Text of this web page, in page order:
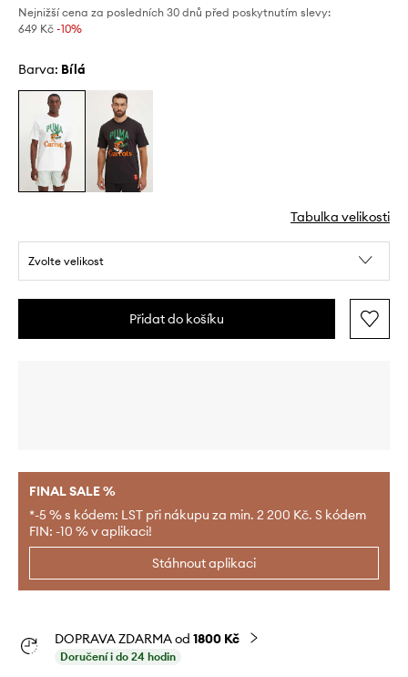
Nejnižší cena za posledních 30 dnů před poskytnutím slevy:
649 Kč -10%
Barva: bílá
Tabulka velikosti
Zvolte velikost
Přidat do košíku
FINAL SALE %
*-5 % s kódem: LST při nákupu za min. 2 200 Kč. S kódem
FIN: -10 % v aplikaci!
Stáhnout aplikaci
DOPRAVA ZDARMA od 1800 Kč
Doručení i do 24 hodin